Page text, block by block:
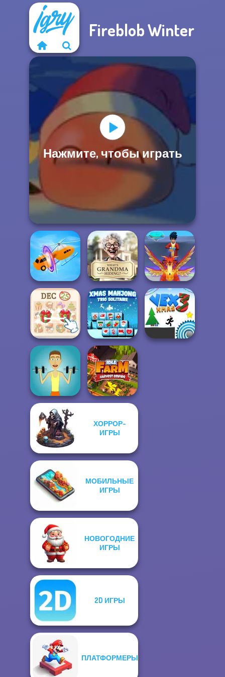
Fireblob Winter
Нажмите, чтобы играть
Shape-shifting
What Is Grandma
Hiding
Mystical Blade 3D
KrisMas Mahjong
Xmas Mahjong
Trio Solitaire
Muscle Clicker
ХОРРОР-
ИГРЫ
МОБИЛЬНЫЕ
ИГРЫ
НОВОГОДНИЕ
ИГРЫ
2D ИГРЫ
ПЛАТФОРМЕРЫ